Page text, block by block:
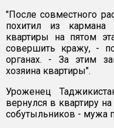
"После совместного
похитил из
квартиры на пятом
совершить кражу, -
органах. - За этим
хозяина квартиры".
Уроженец
вернулся в квартиру
собутыльников - мужа